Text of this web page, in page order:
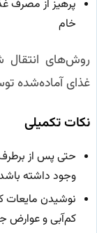
پرهیز از مصرف
خام
روش‌های
غذای آماده‌شده
نکات تکمیلی
حتی پس از
وجود داشته باشد
نوشیدن مایعات
کم‌آبی و عوارض